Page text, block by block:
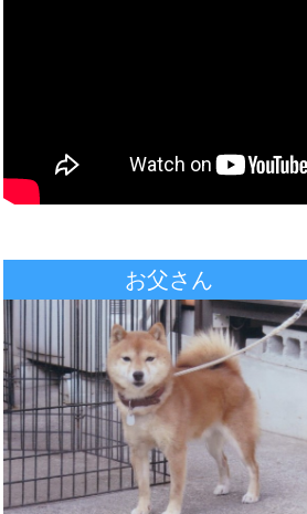
お父さん